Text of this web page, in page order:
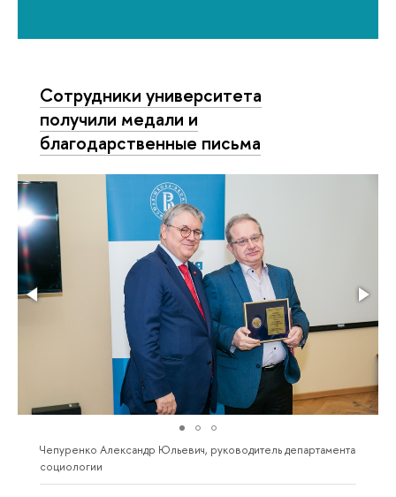
Сотрудники университета
получили медали и
благодарственные письма
Чепуренко Александр Юльевич, руководитель департамента
социологии